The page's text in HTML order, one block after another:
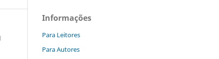
Informações
Para Leitores
Para Autores